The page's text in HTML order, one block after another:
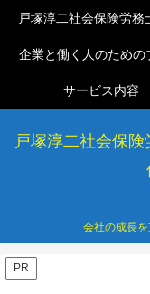
戸塚淳二社会保
会社の成長
企業と働く人のための
サービス内容
PR